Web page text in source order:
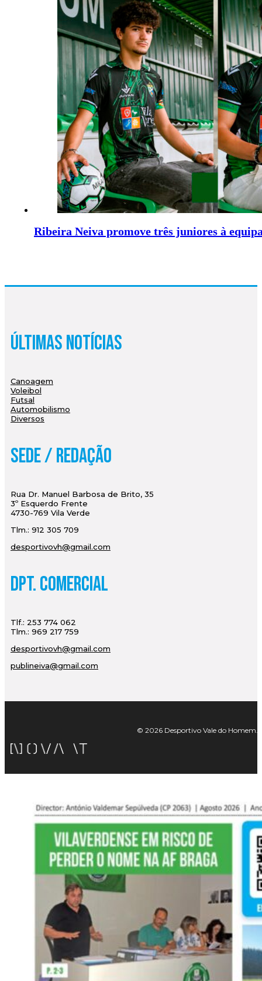
Ribeira Neiva promove três juniores à
Últimas Notícias
Canoagem
Voleibol
Futsal
Automobilismo
Diversos
Sede / Redação
Rua Dr. Manuel Barbosa de Brito, 35
3º Esquerdo Frente
4730-769 Vila Verde
Tlm.: 912 305 709
desportivovh@gmail.com
Dpt. Comercial
Tlf.: 253 774 062
Tlm.: 969 217 759
desportivovh@gmail.com
publineiva@gmail.com
© 2026 Desportivo Vale do Homem.